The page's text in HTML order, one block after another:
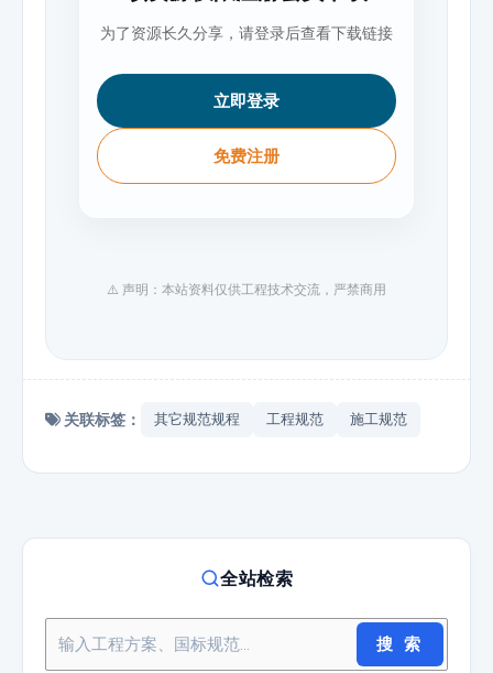
为了资源长久分享，请登录后查看下载链接
立即登录
免费注册
⚠️ 声明：本站资料仅供工程技术交流，严禁商用
关联标签： 其它规范规程 工程规范 施工规范
全站检索
搜 索